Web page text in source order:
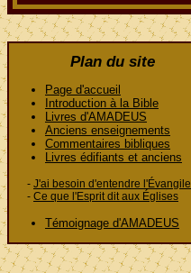
Plan du site
Page d'accueil
Introduction à la Bible
Livres d'AMADEUS
Anciens enseignements
Commentaires bibliques
Livres édifiants et anciens
- J'ai besoin d'entendre l'Évangile
- Ce que l'Esprit dit aux Églises
Témoignage d'AMADEUS